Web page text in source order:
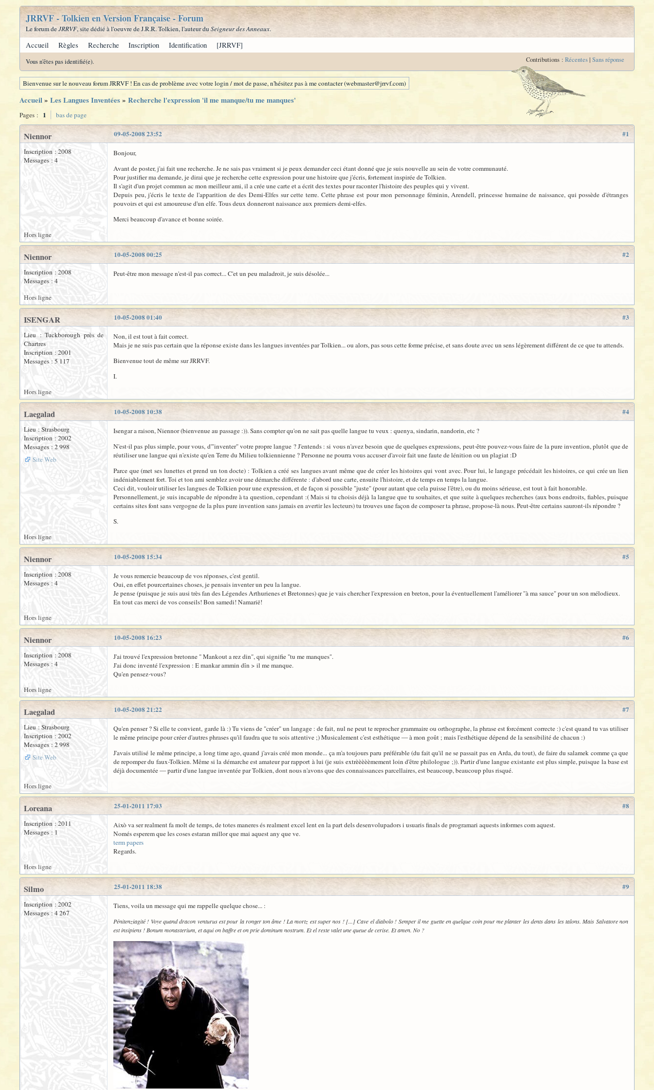
JRRVF - Tolkien en Version Française - Forum
Le forum deJRRVF, site dédié à l'oeuvre de J.R.R. Tolkien, l'auteur du Seigneur des Anneaux.
Accueil Règles Recherche Inscription Identification [JRRVF]
Vous n'êtes pas identifié(e). Contributions : Récentes| Sans réponse
Bienvenue sur le nouveau forum JRRVF ! En cas de problème avec votre login / mot de passe, n'hésitez pas à me contacter (webmaster@jrrvf.com)
Accueil» Les Langues Inventées» Recherche l'expression 'il me manque/tu me manques'
Pages : 1 bas de page
#1
09-05-2008 23:52
Niennor
Inscription : 2008
Messages : 4
Bonjour,
Avant de poster, j'ai fait une recherche. Je ne sais pas vraiment si je peux demander ceci étant donné que je suis nouvelle au sein de votre communauté.
Pour justifier ma demande, je dirai que je recherche cette expression pour une histoire que j'écris, fortement inspirée de Tolkien.
Il s'agit d'un projet commun ac mon meilleur ami, il a crée une carte et a écrit des textes pour raconter l'histoire des peuples qui y vivent.
Depuis peu, j'écris le texte de l'apparition de des Demi-Elfes sur cette terre. Cette phrase est pour mon personnage féminin, Arendell, princesse humaine de naissance, qui possède d'étranges
pouvoirs et qui est amoureuse d'un elfe. Tous deux donneront naissance aux premiers demi-elfes.
Merci beaucoup d'avance et bonne soirée.
Hors ligne
#2
10-05-2008 00:25
Niennor
Inscription : 2008
Messages : 4
Peut-être mon message n'est-il pas correct... C'et un peu maladroit, je suis désolée...
Hors ligne
#3
10-05-2008 01:40
ISENGAR
Lieu : Tuckborough près de
Chartres
Inscription : 2001
Messages : 5 117
Non, il est tout à fait correct.
Mais je ne suis pas certain que la réponse existe dans les langues inventées par Tolkien... ou alors, pas sous cette forme précise, et sans doute avec un sens légèrement différent de ce que tu attends.
Bienvenue tout de même sur JRRVF.
I.
Hors ligne
#4
10-05-2008 10:38
Laegalad
Lieu : Strasbourg
Inscription : 2002
Messages : 2 998
Site Web
Isengar a raison, Niennor (bienvenue au passage :)). Sans compter qu'on ne sait pas quelle langue tu veux : quenya, sindarin, nandorin, etc ?
N'est-il pas plus simple, pour vous, d'"inventer" votre propre langue ? J'entends : si vous n'avez besoin que de quelques expressions, peut-être pouvez-vous faire de la pure invention, plutôt que de
réutiliser une langue qui n'existe qu'en Terre du Milieu tolkiennienne ? Personne ne pourra vous accuser d'avoir fait une faute de lénition ou un plagiat :D
Parce que (met ses lunettes et prend un ton docte) : Tolkien a créé ses langues avant même que de créer les histoires qui vont avec. Pour lui, le langage précédait les histoires, ce qui crée un lien
indéniablement fort. Toi et ton ami semblez avoir une démarche différente : d'abord une carte, ensuite l'histoire, et de temps en temps la langue.
Ceci dit, vouloir utiliser les langues de Tolkien pour une expression, et de façon si possible "juste" (pour autant que cela puisse l'être), ou du moins sérieuse, est tout à fait honorable.
Personnellement, je suis incapable de répondre à ta question, cependant :( Mais si tu choisis déjà la langue que tu souhaites, et que suite à quelques recherches (aux bons endroits, fiables, puisque
certains sites font sans vergogne de la plus pure invention sans jamais en avertir les lecteurs) tu trouves une façon de composer ta phrase, propose-là nous. Peut-être certains sauront-ils répondre ?
S.
Hors ligne
#5
10-05-2008 15:34
Niennor
Inscription : 2008
Messages : 4
Je vous remercie beaucoup de vos réponses, c'est gentil.
Oui, en effet pourcertaines choses, je pensais inventer un peu la langue.
Je pense (puisque je suis ausi très fan des Légendes Arthurienes et Bretonnes) que je vais chercher l'expression en breton, pour la éventuellement l'améliorer "à ma sauce" pour un son mélodieux.
En tout cas merci de vos conseils! Bon samedi! Namarië!
Hors ligne
#6
10-05-2008 16:23
Niennor
Inscription : 2008
Messages : 4
J'ai trouvé l'expression bretonne " Mankout a rez din", qui signifie "tu me manques".
J'ai donc inventé l'expression : E mankar ammin dîn > il me manque.
Qu'en pensez-vous?
Hors ligne
#7
10-05-2008 21:22
Laegalad
Lieu : Strasbourg
Inscription : 2002
Messages : 2 998
Site Web
Qu'en penser ? Si elle te convient, garde là :) Tu viens de "créer" un langage : de fait, nul ne peut te reprocher grammaire ou orthographe, la phrase est forcément correcte :) c'est quand tu vas utiliser
le même principe pour créer d'autres phrases qu'il faudra que tu sois attentive ;) Musicalement c'est esthétique — à mon goût ; mais l'esthétique dépend de la sensibilité de chacun :)
J'avais utilisé le même principe, a long time ago, quand j'avais créé mon monde... ça m'a toujours paru préférable (du fait qu'il ne se passait pas en Arda, du tout), de faire du salamek comme ça que
de repomper du faux-Tolkien. Même si la démarche est amateur par rapport à lui (je suis extrèèèèèmement loin d'être philologue ;)). Partir d'une langue existante est plus simple, puisque la base est
déjà documentée — partir d'une langue inventée par Tolkien, dont nous n'avons que des connaissances parcellaires, est beaucoup, beaucoup plus risqué.
Hors ligne
#8
25-01-2011 17:03
Loreana
Inscription : 2011
Messages : 1
Això va ser realment fa molt de temps, de totes maneres és realment excel lent en la part dels desenvolupadors i usuaris finals de programari aquests informes com aquest.
Només esperem que les coses estaran millor que mai aquest any que ve.
term papers
Regards.
Hors ligne
#9
25-01-2011 18:38
Silmo
Inscription : 2002
Messages : 4 267
Tiens, voila un message qui me rappelle quelque chose... :
Pénitenziagité ! Voye quand dracon venturus est pour la ronger ton âme ! La mortz est super nos ! [...] Cave el diabolo ! Semper il me guette en quelque coin pour me planter les dents dans les talons. Mais Salvatore non
est insipiens ! Bonum monasterium, et aqui on baffre et on prie dominum nostrum. Et el reste valet une queue de cerise. Et amen. No ?